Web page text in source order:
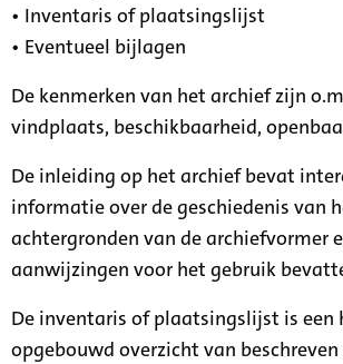
• Inventaris of plaatsingslijst
• Eventueel bijlagen
De kenmerken van het archief zijn
vindplaats, beschikbaarheid,
De inleiding op het archief bevat
informatie over de geschiedenis van
achtergronden van de archiefvormer
aanwijzingen voor het gebruik
De inventaris of plaatsingslijst is een
opgebouwd overzicht van